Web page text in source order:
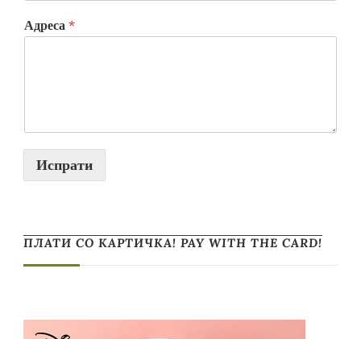
Адреса *
Испрати
ПЛАТИ СО КАРТИЧКА! PAY WITH THE CARD!